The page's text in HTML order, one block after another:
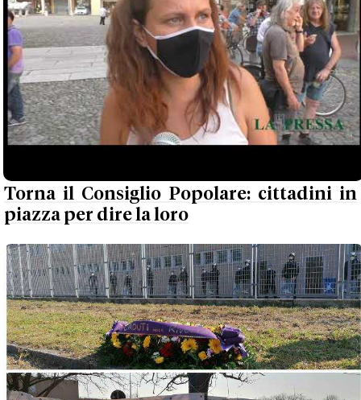
Torna il Consiglio Popolare: cittadini in
piazza per dire la loro